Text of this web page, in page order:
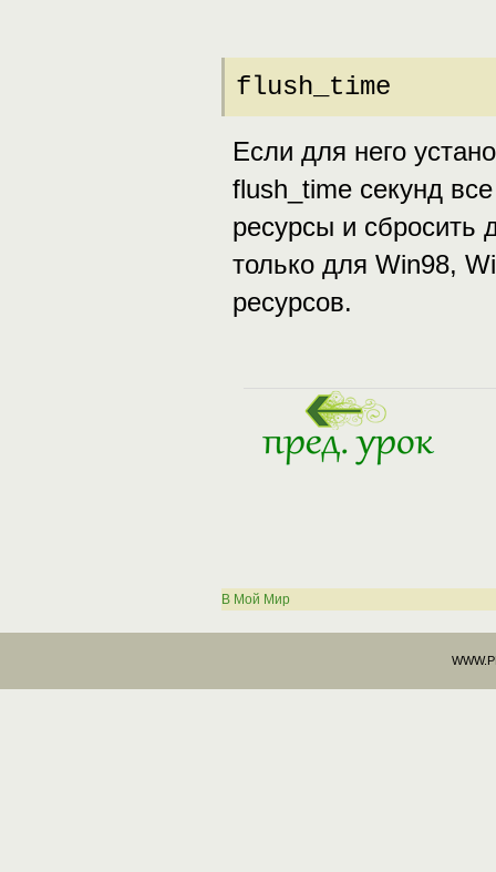
flush_time
Если для него
flush_time секунд
ресурсы и
только для Win98,
ресурсов.
В Мой Мир